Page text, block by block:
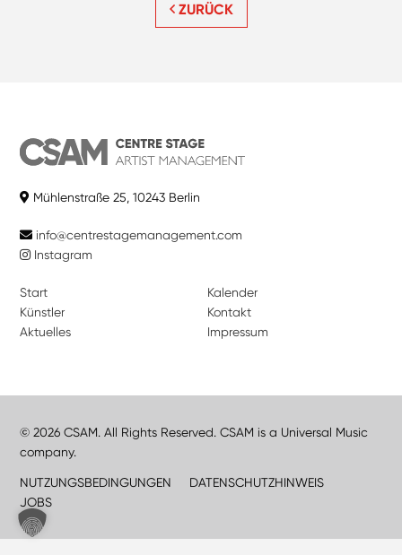
ZURÜCK
Mühlenstraße 25, 10243 Berlin
info@centrestagemanagement.com
Instagram
Start
Künstler
Aktuelles
Kalender
Kontakt
Impressum
© 2026 CSAM. All Rights Reserved. CSAM is a Universal Music
company.
NUTZUNGSBEDINGUNGEN
DATENSCHUTZHINWEIS
JOBS